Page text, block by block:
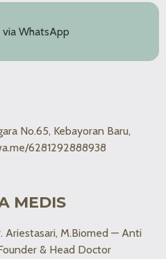
via WhatsApp
No.65, Kebayoran Baru,
6281292888938
MEDIS
Ariestasari, M.Biomed — Anti
& Head Doctor